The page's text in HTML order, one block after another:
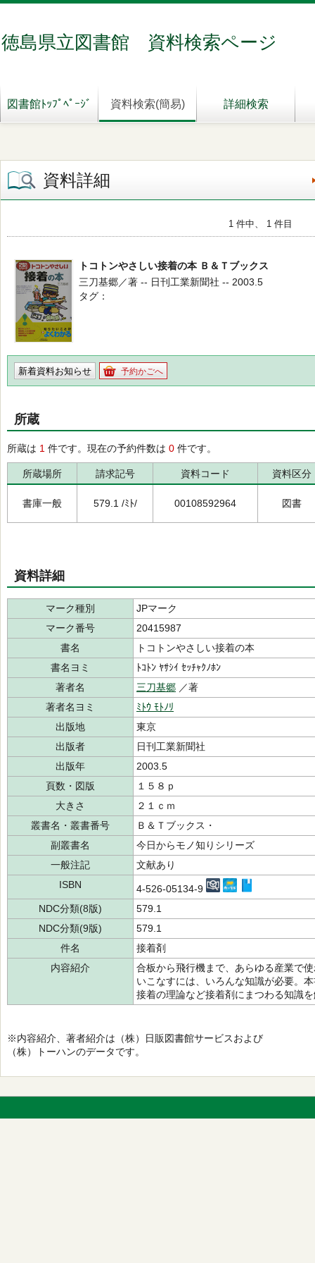
徳島県立図書館 資料検索ページ
図書館ﾄｯﾌﾟﾍﾟｰｼﾞ 資料検索(簡易) 詳細検索
資料詳細
1 件中、 1 件目
トコトンやさしい接着の本 Ｂ＆Ｔブックス
三刀基郷／著 -- 日刊工業新聞社 -- 2003.5
タグ
新着資料お知らせ 予約かごへ
所蔵
所蔵は 1 件です。現在の予約件数は 0 件です。
所蔵場所 請求記号 資料コード 資料区分
書庫一般 579.1 /ﾐﾄ/ 00108592964 図書
資料詳細
マーク種別
JPマーク
マーク番号
20415987
書名
トコトンやさしい接着の本
書名ヨミ
ﾄｺﾄﾝ ﾔｻｼｲ ｾｯﾁｬｸﾉﾎﾝ
著者名
三刀基郷 ／著
著者名ヨミ
ﾐﾄｳ ﾓﾄﾉﾘ
出版地
東京
出版者
日刊工業新聞社
出版年
2003.5
頁数・図版
１５８ｐ
大きさ
２１ｃｍ
叢書名・叢書番号
Ｂ＆Ｔブックス・
副叢書名
今日からモノ知りシリーズ
一般注記
文献あり
ISBN
4-526-05134-9
NDC分類(8版)
579.1
NDC分類(9版)
579.1
件名
接着剤
内容紹介
合板から飛行機まで、あらゆる産業で
いこなすには、いろんな知識が必要。
接着の理論など接着剤にまつわる知識
※内容紹介、著者紹介は（株）日販図書館サービスおよび
（株）トーハンのデータです。